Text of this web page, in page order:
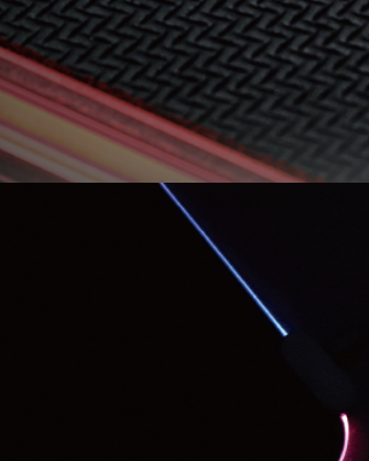
記住帳號